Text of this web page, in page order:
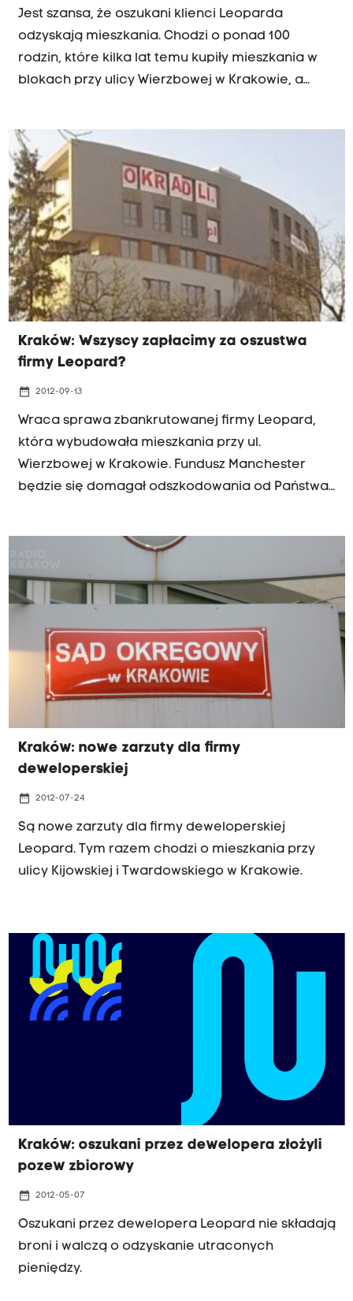
Jest szansa, że oszukani klienci Leoparda
odzyskają mieszkania. Chodzi o ponad 100
rodzin, które kilka lat temu kupiły mieszkania w
blokach przy ulicy Wierzbowej w Krakowie, a
Kraków: Wszyscy zapłacimy za oszustwa
firmy Leopard?
date_range 2012-09-13
Wraca sprawa zbankrutowanej firmy Leopard,
która wybudowała mieszkania przy ul.
Wierzbowej w Krakowie. Fundusz Manchester
będzie się domagał odszkodowania od Państwa
Kraków: nowe zarzuty dla firmy
deweloperskiej
date_range 2012-07-24
Są nowe zarzuty dla firmy deweloperskiej
Leopard. Tym razem chodzi o mieszkania przy
ulicy Kijowskiej i Twardowskiego w Krakowie.
Kraków: oszukani przez dewelopera złożyli
pozew zbiorowy
date_range 2012-05-07
Oszukani przez dewelopera Leopard nie składają
broni i walczą o odzyskanie utraconych
pieniędzy.